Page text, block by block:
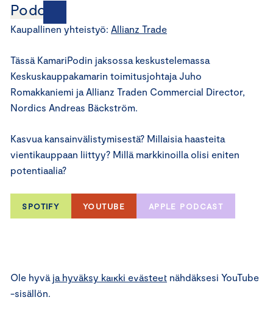
Podcast
Kaupallinen yhteistyö: Allianz Trade
Tässä KamariPodin jaksossa keskustelemassa
Keskuskauppakamarin toimitusjohtaja Juho
Romakkaniemi ja Allianz Traden Commercial Director,
Nordics Andreas Bäckström.
Kasvua kansainvälistymisestä? Millaisia haasteita
vientikauppaan liittyy? Millä markkinoilla olisi eniten
potentiaalia?
SPOTIFY YOUTUBE APPLE PODCAST
⋯
Ole hyvä ja hyväksy kaikki evästeet nähdäksesi YouTube
-sisällön.